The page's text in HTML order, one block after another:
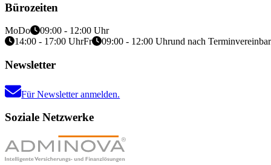
Bürozeiten
MoDo
09:00 - 12:00 Uhr
14:00 - 17:00 UhrFr 09:00 - 12:00 Uhrund nach
Newsletter
Für Newsletter anmelden.
Soziale Netzwerke